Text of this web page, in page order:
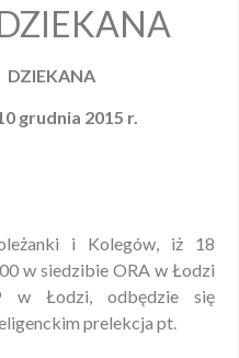
grudnia 2015 r.
i Kolegów, iż 18
w siedzibie ORA w Łodzi
w Łodzi, odbędzie się
prelekcja pt.